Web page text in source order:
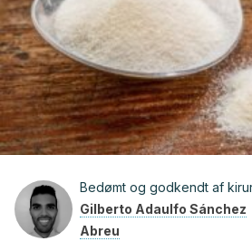
Bedømt og godkendt af
Gilberto Adaulfo Sánchez
Abreu